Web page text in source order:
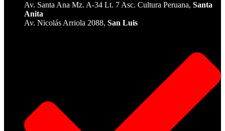
Av. Santa Ana Mz. A-34 Lt. 7 Asc. Cultura Peruana, Santa
Anita
Av. Nicolás Arriola 2088, San Luis